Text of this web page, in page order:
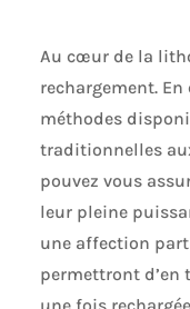
Au cœur de la
rechargement.
méthodes
traditionnelles
pouvez vous
leur pleine
une affection
permettront d’en